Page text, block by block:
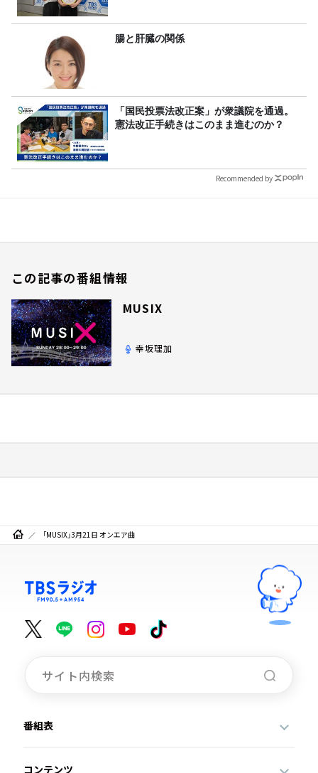
腸と肝臓の関係
「国民投票法改正案」が衆議院を通過。
憲法改正手続きはこのまま進むのか？
Recommended by
この記事の番組情報
MUSIX
幸坂理加
「MUSIX」3月21日 オンエア曲
番組表
コンテンツ